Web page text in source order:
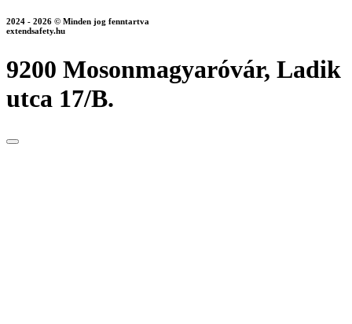
2024 - 2026 © Minden jog fenntartva
extendsafety.hu
9200 Mosonmagyaróvár, Ladik
utca 17/B.